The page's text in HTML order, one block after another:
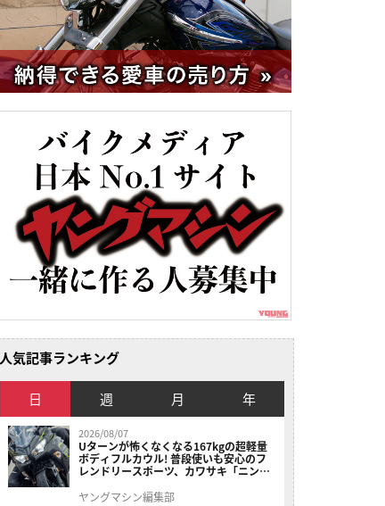
人気記事ランキング
日 週 月 年
2026/08/07
Uターンが怖くなくなる167kgの超軽量
ボディフルカウル! 普段使いも安心のフ
レンドリースポーツ、カワサキ「ニンジ
9/5発売
ヤングマシン編集部